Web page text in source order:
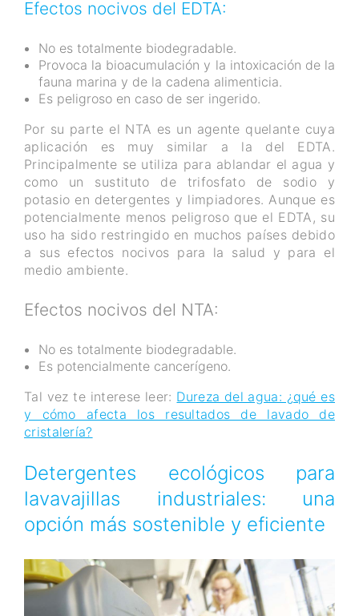
Efectos nocivos del EDTA:
No es totalmente biodegradable.
Provoca la bioacumulación y la intoxicación de la
fauna marina y de la cadena alimenticia.
Es peligroso en caso de ser ingerido.
Por su parte el NTA es un agente quelante cuya
aplicación es muy similar a la del EDTA.
Principalmente se utiliza para ablandar el agua y
como un sustituto de trifosfato de sodio y
potasio en detergentes y limpiadores. Aunque es
potencialmente menos peligroso que el EDTA, su
uso ha sido restringido en muchos países debido
a sus efectos nocivos para la salud y para el
medio ambiente.
Efectos nocivos del NTA:
No es totalmente biodegradable.
Es potencialmente cancerígeno.
Tal vez te interese leer: Dureza del agua: ¿qué es
y cómo afecta los resultados de lavado de
cristalería?
Detergentes ecológicos para
lavavajillas industriales: una
opción más sostenible y eficiente